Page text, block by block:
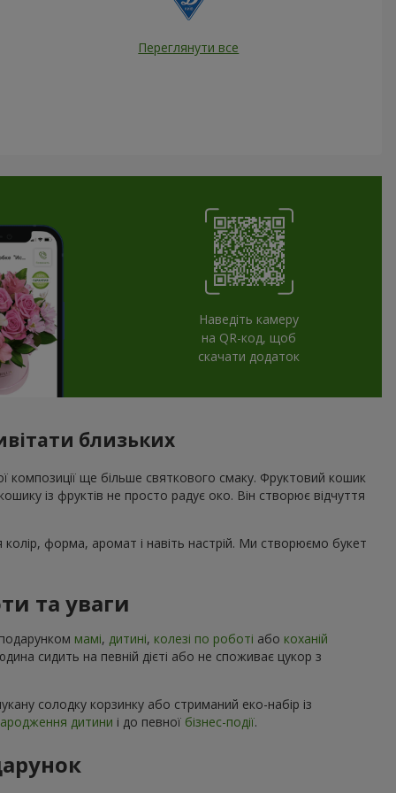
Переглянути все
Наведіть камеру
на QR-код, щоб
скачати додаток
близьких
композиції ще більше святкового смаку. Фруктовий кошик
із фруктів не просто радує око. Він створює відчуття
колір, форма, аромат і навіть настрій. Ми створюємо букет
та уваги
мамі, дитині, колезі по роботі або коханій
сидить на певній дієті або не споживає цукор з
солодку корзинку або стриманий еко-набір із
дитини і до певної бізнес-події.